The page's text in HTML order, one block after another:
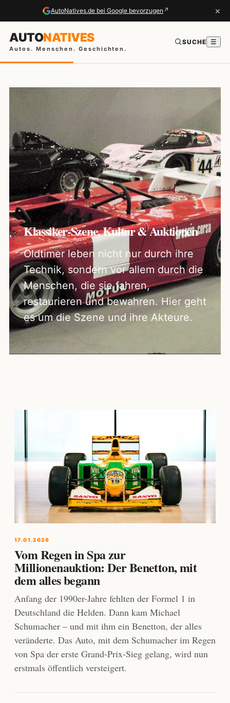
AutoNatives.de bei Google bevorzugen ↗ ×
AUTONATIVES
Autos. Menschen. Geschichten.
SUCHE ☰
Klassiker-Szene, Kultur & Auktionen
Oldtimer leben nicht nur durch ihre
Technik, sondern vor allem durch die
Menschen, die sie fahren,
restaurieren und bewahren. Hier geht
es um die Szene und ihre Akteure.
17.01.2026
Vom Regen in Spa zur
Millionenauktion: Der Benetton, mit
dem alles begann
Anfang der 1990er-Jahre fehlten der Formel 1 in
Deutschland die Helden. Dann kam Michael
Schumacher – und mit ihm ein Benetton, der alles
veränderte. Das Auto, mit dem Schumacher im Regen
von Spa der erste Grand-Prix-Sieg gelang, wird nun
erstmals öffentlich versteigert.